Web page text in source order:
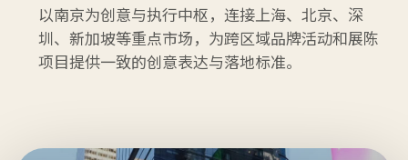
以南京为创意与执行中枢，连接上海、北京、深
圳、新加坡等重点市场，为跨区域品牌活动和展陈
项目提供一致的创意表达与落地标准。